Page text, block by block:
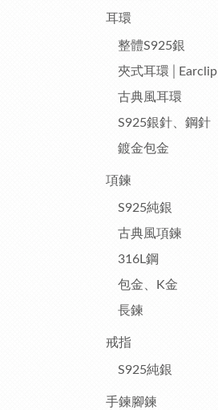
耳環
整體S925銀
夾式耳環│Earclip
古典風耳環
S925銀針、鋼針
鍍金包金
項鍊
S925純銀
古典風項鍊
316L鋼
包金、K金
長鍊
戒指
S925純銀
手鍊腳鍊